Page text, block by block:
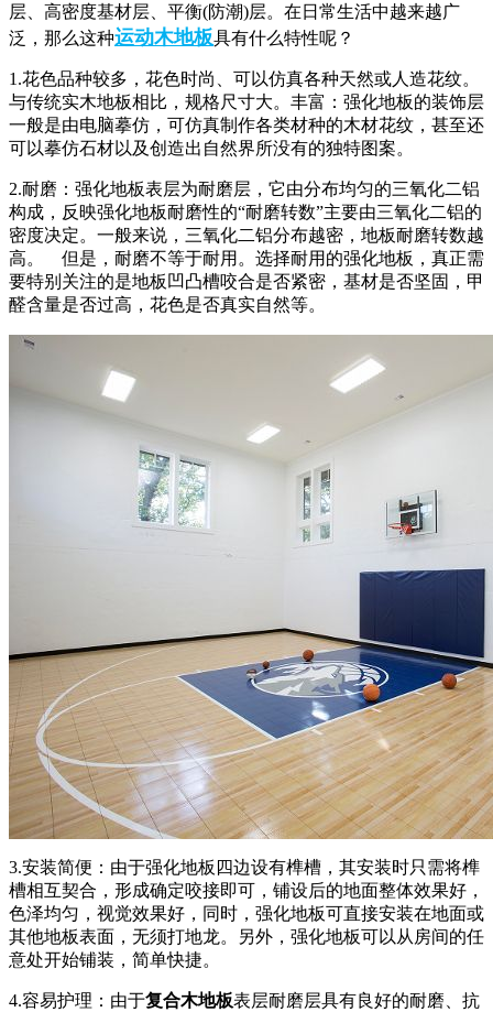
层、高密度基材层、平衡(防潮)层。在日常生活中越来越广
泛，那么这种运动木地板具有什么特性呢？
1.花色品种较多，花色时尚、可以仿真各种天然或人造花纹。
与传统实木地板相比，规格尺寸大。丰富：强化地板的装饰层
一般是由电脑摹仿，可仿真制作各类材种的木材花纹，甚至还
可以摹仿石材以及创造出自然界所没有的独特图案。
2.耐磨：强化地板表层为耐磨层，它由分布均匀的三氧化二铝
构成，反映强化地板耐磨性的“耐磨转数”主要由三氧化二铝的
密度决定。一般来说，三氧化二铝分布越密，地板耐磨转数越
高。 但是，耐磨不等于耐用。选择耐用的强化地板，真正需
要特别关注的是地板凹凸槽咬合是否紧密，基材是否坚固，甲
醛含量是否过高，花色是否真实自然等。
3.安装简便：由于强化地板四边设有榫槽，其安装时只需将榫
槽相互契合，形成确定咬接即可，铺设后的地面整体效果好，
色泽均匀，视觉效果好，同时，强化地板可直接安装在地面或
其他地板表面，无须打地龙。另外，强化地板可以从房间的任
意处开始铺装，简单快捷。
4.容易护理：由于复合木地板表层耐磨层具有良好的耐磨、抗